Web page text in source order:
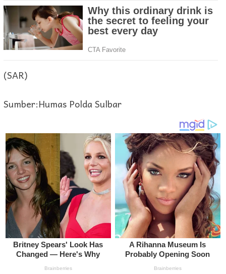
(SAR)
Sumber:Humas Polda Sulbar